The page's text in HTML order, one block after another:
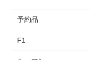
予約品
F1